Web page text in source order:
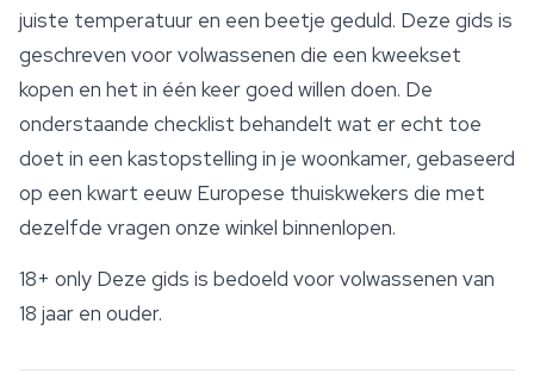
juiste temperatuur en een beetje geduld. Deze gids is
geschreven voor volwassenen die een kweekset
kopen en het in één keer goed willen doen. De
onderstaande checklist behandelt wat er echt toe
doet in een kastopstelling in je woonkamer, gebaseerd
op een kwart eeuw Europese thuiskwekers die met
dezelfde vragen onze winkel binnenlopen.
18+ only Deze gids is bedoeld voor volwassenen van
18 jaar en ouder.